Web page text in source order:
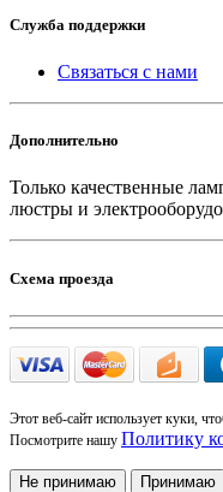
Служба поддержки
Связаться с нами
Дополнительно
Только качественные
люстры и
Схема проезда
Этот веб-сайт использует куки,
Посмотрите нашу Политику
Не принимаю Принимаю